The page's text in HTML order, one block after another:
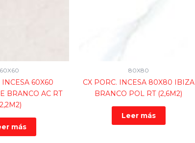
60X60
INCESA 60X60
BRANCO AC RT
más
80X80
CX PORC. INCESA 80X80 IBIZA
BRANCO POL RT (2,6M2)
Leer más